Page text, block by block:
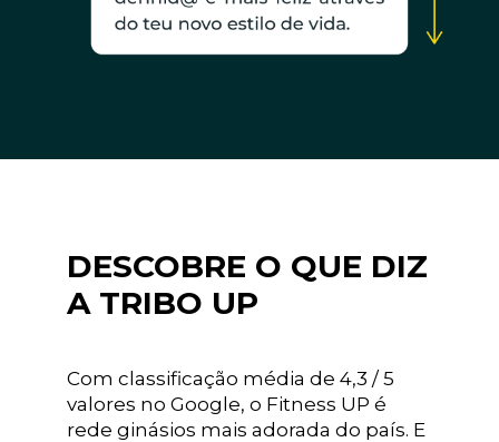
DESCOBRE O QUE DIZ
A TRIBO UP
Com classificação média de 4,3 / 5
valores no Google, o Fitness UP é
rede ginásios mais adorada do país. E